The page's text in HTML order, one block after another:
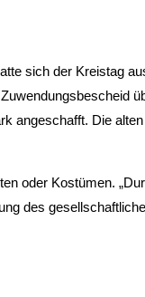
sich der Kreistag
angeschafft. Die
oder Kostümen.
des